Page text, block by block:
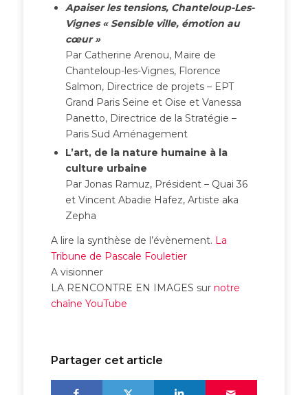
Apaiser les tensions, Chanteloup-Les-
Vignes « Sensible ville, émotion au
cœur »
Par Catherine Arenou, Maire de
Chanteloup-les-Vignes, Florence
Salmon, Directrice de projets – EPT
Grand Paris Seine et Oise et Vanessa
Panetto, Directrice de la Stratégie –
Paris Sud Aménagement
L’art, de la nature humaine à la
culture urbaine
Par Jonas Ramuz, Président – Quai 36
et Vincent Abadie Hafez, Artiste aka
Zepha
A lire la synthèse de l’évènement. La
Tribune de Pascale Fouletier
A visionner
LA RENCONTRE EN IMAGES sur notre
chaîne YouTube
Partager cet article